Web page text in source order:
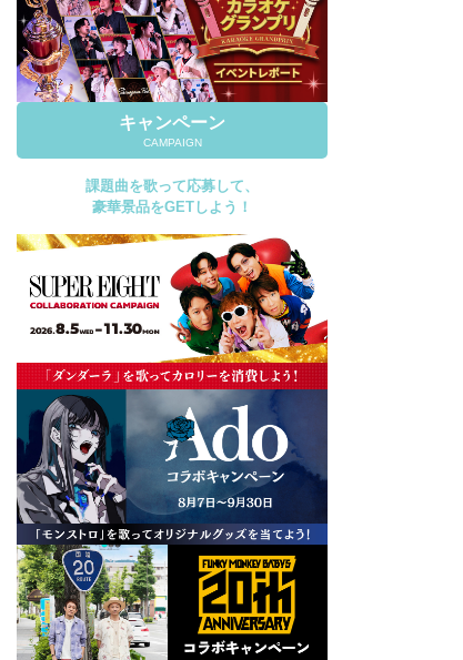
キャンペーン
CAMPAIGN
課題曲を歌って応募して、
豪華景品をGETしよう！